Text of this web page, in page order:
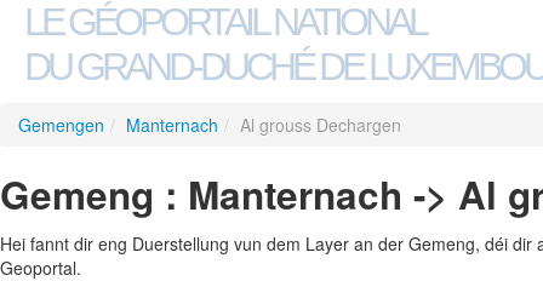
LE GÉOPORTAIL NATIONAL
DU GRAND-DUCHÉ DE
Gemengen / Manternach / Al grouss Dechargen
Gemeng : Manternach -> Al
Hei fannt dir eng Duerstellung vun dem Layer an der Gemeng, déi
Geoportal.